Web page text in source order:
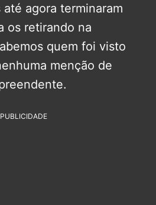
agora terminaram
os retirando na
quem foi visto
menção de
PUBLICIDADE